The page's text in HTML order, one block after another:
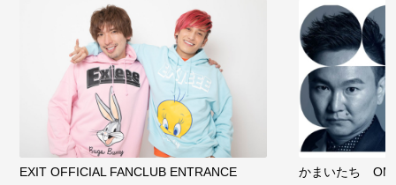
EXIT OFFICIAL FANCLUB ENTRANCE かまいたち